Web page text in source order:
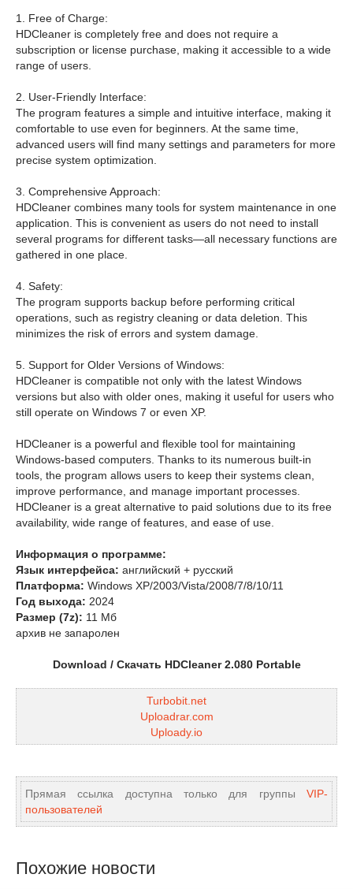
1. Free of Charge:
HDCleaner is completely free and does not require a
subscription or license purchase, making it accessible to a wide
range of users.
2. User-Friendly Interface:
The program features a simple and intuitive interface, making it
comfortable to use even for beginners. At the same time,
advanced users will find many settings and parameters for more
precise system optimization.
3. Comprehensive Approach:
HDCleaner combines many tools for system maintenance in one
application. This is convenient as users do not need to install
several programs for different tasks—all necessary functions are
gathered in one place.
4. Safety:
The program supports backup before performing critical
operations, such as registry cleaning or data deletion. This
minimizes the risk of errors and system damage.
5. Support for Older Versions of Windows:
HDCleaner is compatible not only with the latest Windows
versions but also with older ones, making it useful for users who
still operate on Windows 7 or even XP.
HDCleaner is a powerful and flexible tool for maintaining
Windows-based computers. Thanks to its numerous built-in
tools, the program allows users to keep their systems clean,
improve performance, and manage important processes.
HDCleaner is a great alternative to paid solutions due to its free
availability, wide range of features, and ease of use.
Информация о программе:
Язык интерфейса: английский + русский
Платформа: Windows XP/2003/Vista/2008/7/8/10/11
Год выхода: 2024
Размер (7z): 11 Мб
архив не запаролен
Download / Скачать HDCleaner 2.080 Portable
Turbobit.net
Uploadrar.com
Uploady.io
Прямая ссылка доступна только для группы VIP-
пользователей
Похожие новости